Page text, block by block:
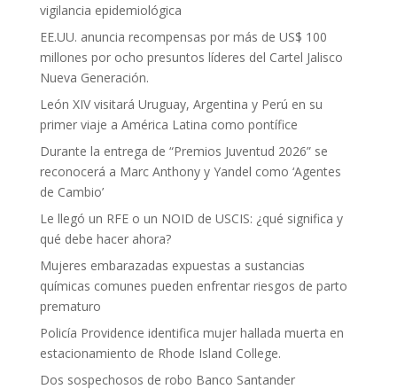
vigilancia epidemiológica
EE.UU. anuncia recompensas por más de US$ 100
millones por ocho presuntos líderes del Cartel Jalisco
Nueva Generación.
León XIV visitará Uruguay, Argentina y Perú en su
primer viaje a América Latina como pontífice
Durante la entrega de “Premios Juventud 2026” se
reconocerá a Marc Anthony y Yandel como ‘Agentes
de Cambio’
Le llegó un RFE o un NOID de USCIS: ¿qué significa y
qué debe hacer ahora?
Mujeres embarazadas expuestas a sustancias
químicas comunes pueden enfrentar riesgos de parto
prematuro
Policía Providence identifica mujer hallada muerta en
estacionamiento de Rhode Island College.
Dos sospechosos de robo Banco Santander